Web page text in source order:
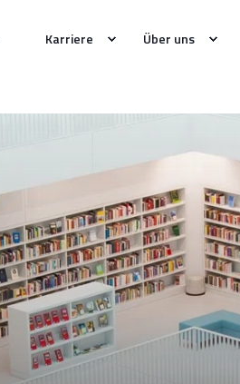
Karriere Über uns